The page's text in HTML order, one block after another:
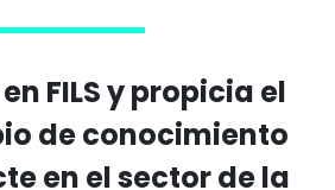
FILS y propicia el
de conocimiento
en el sector de la